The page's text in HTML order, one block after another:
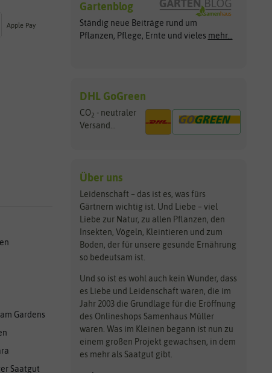
Apple Pay
Gardens
Saatgut
Gartenblog
Ständig neue Beiträge rund um
Pflanzen, Pflege, Ernte und vieles mehr...
DHL GoGreen
CO2 - neutraler
Versand...
Über uns
Leidenschaft – das ist es, was fürs
Gärtnern wichtig ist. Und Liebe – viel
Liebe zur Natur, zu allen Pflanzen, den
Insekten, Vögeln, Kleintieren und zum
Boden, der für unsere gesunde Ernährung
so bedeutsam ist.
Und so ist es wohl auch kein Wunder, dass
es Liebe und Leidenschaft waren, die im
Jahr 2003 die Grundlage für die Eröffnung
des Onlineshops Samenhaus Müller
waren. Was im Kleinen begann ist nun zu
einem großen Projekt gewachsen, in dem
es mehr als Saatgut gibt.